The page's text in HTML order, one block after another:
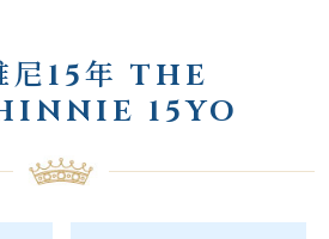
尼15年 THE
15YO